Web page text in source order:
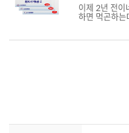
이제 2년 전이
하면 먹곤하는데 생약성분이라 그런지 부작용 같은것